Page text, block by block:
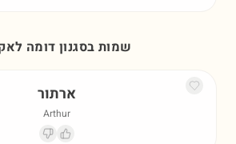
שמות בסגנון דומה ל
ארתור
Arthur